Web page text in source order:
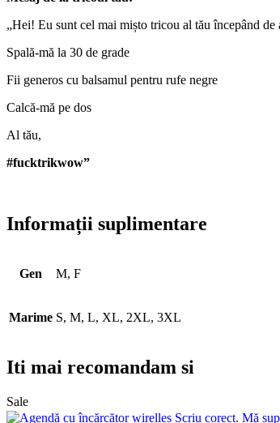
„Hei! Eu sunt cel mai mișto tricou al tău începând
Spală-mă la 30 de grade
Fii generos cu balsamul pentru rufe negre
Calcă-mă pe dos
Al tău,
#fucktrikwow”
Informații suplimentare
Gen M, F
Marime S, M, L, XL, 2XL, 3XL
Iti mai recomandam si
Sale